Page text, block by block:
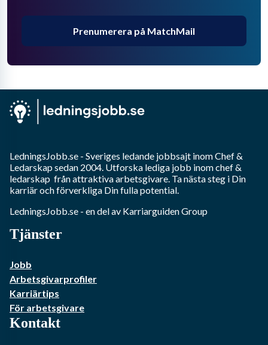
Prenumerera på MatchMail
LedningsJobb.se - Sveriges ledande jobbsajt inomChef &
Ledarskapsedan 2004. Utforska lediga jobb inomchef &
ledarskap från attraktiva arbetsgivare. Ta nästa steg i Din
karriär och förverkliga Din fulla potential.
LedningsJobb.se - en del av Karriarguiden Group
Tjänster
Jobb
Arbetsgivarprofiler
Karriärtips
För arbetsgivare
Kontakt